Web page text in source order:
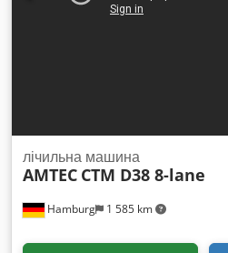
Hamburg 1 585 km
лічильна машина
AMTEC CTM D38 8-lane